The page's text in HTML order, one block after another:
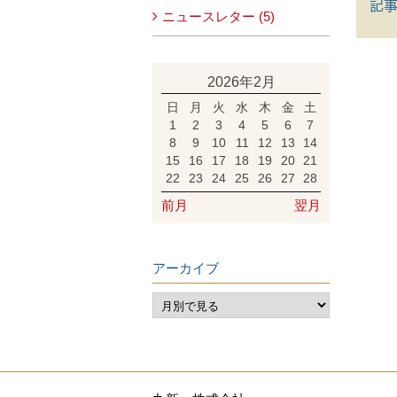
記
ニュースレター (5)
2026年2月
日 月 火 水 木 金
土
1
2 3 4 5 6
7
8
9 10 11 12 13
14
15
16 17 18 19 20
21
22
23 24 25 26 27 28
前月 翌月
アーカイブ